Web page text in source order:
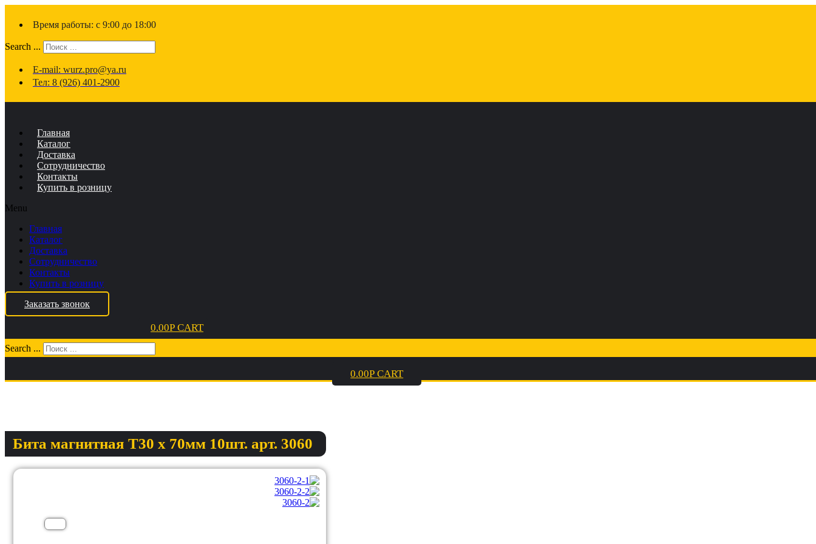
Время работы: с 9:00 до 18:00
Search ...
E-mail: wurz.pro@ya.ru
Тел: 8 (926) 401-2900
Главная
Каталог
Доставка
Сотрудничество
Контакты
Купить в розницу
Menu
Главная
Каталог
Доставка
Сотрудничество
Контакты
Купить в розницу
Заказать звонок
0.00Р CART
Search ...
0.00Р CART
Бита магнитная T30 х 70мм 10шт. арт. 3060